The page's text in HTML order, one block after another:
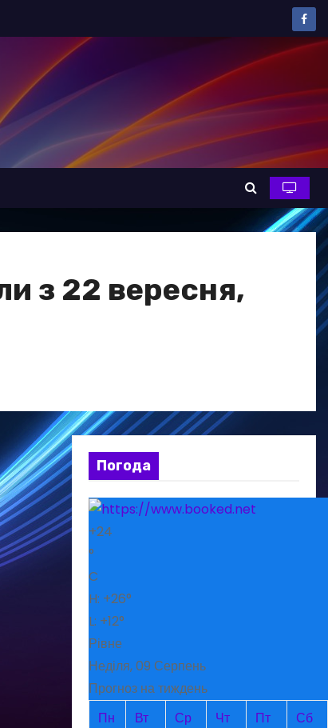
з 22 вересня,
Погода
+24
°
C
H: +26°
L: +12°
Рівне
Неділя, 09 Серпень
Прогноз на тиждень
Пн
Вт Ср Чт Пт Сб